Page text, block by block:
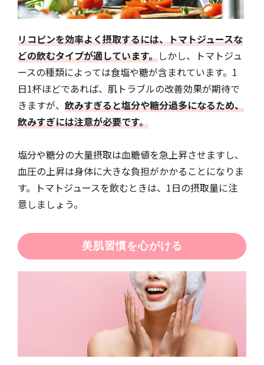
リコピンを効率よく摂取するには、トマトジュースな
どの飲むタイプが適しています。しかし、トマトジュ
ースの種類によっては食塩や糖が含まれています。1
日1杯ほどであれば、肌トラブルの改善効果が期待で
きますが、 飲みすぎると塩分や糖分過多になるため、
飲みすぎには注意が必要です。
塩分や糖分の大量摂取は血糖値を急上昇させますし、
血圧の上昇は身体に大きな負担がかかることになりま
す。トマトジュースを飲むときは、1日の摂取量に注
意しましょう。
美肌習慣を心がける